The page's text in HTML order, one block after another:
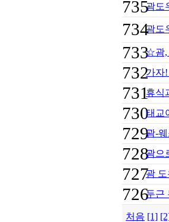
735괌도
734괌도
733☆괌,
732가자!
731휴식
730태교
729괌-
728괌으
727괌
726두근
처음 [1]